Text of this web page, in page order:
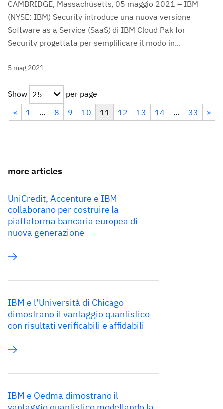
CAMBRIDGE, Massachusetts, 05 maggio 2021 – IBM
(NYSE: IBM) Security introduce una nuova versione
Software as a Service (SaaS) di IBM Cloud Pak for
Security progettata per semplificare il modo in...
5 mag 2021
Show 25
per page
«
1 … 8 9 10 11 12 13 14 … 33 »
more articles
UniCredit, Accenture e IBM
collaborano per costruire la
piattaforma bancaria europea di
nuova generazione
IBM e l’Università di Chicago
dimostrano il vantaggio quantistico
con risultati verificabili e affidabili
IBM e Qedma dimostrano il
vantaggio quantistico modellando la